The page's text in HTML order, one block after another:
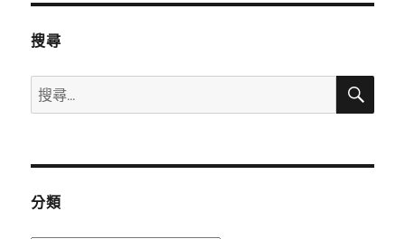
搜尋
搜
尋
鍵
搜
分類